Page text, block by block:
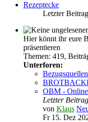
Rezeptecke
Letzter Beitrag
Hier könnt ihr eure
präsentieren
Themen: 419,
Unterforen:
Bezugsquellen
OBM -
Letzter Beitrag
von Klaus
Fr 15. Dez